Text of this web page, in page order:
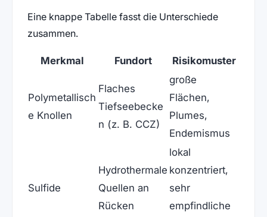
Eine knappe Tabelle fasst die Unterschiede
zusammen.
Merkmal Fundort Risikomuster
Polymetallisch
e Knollen
Flaches
Tiefseebecke
n (z. B. CCZ)
große
Flächen,
Plumes,
Endemismus
Sulfide
Hydrothermale
Quellen an
Rücken
lokal
konzentriert,
sehr
empfindliche